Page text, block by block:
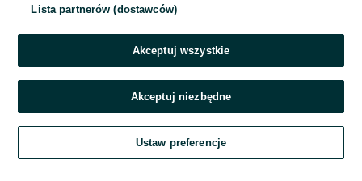
Zadzwoń / SMS
Szukaj Obserwujesz Dodaj Czat Konto
Lista partnerów (dostawców)
Akceptuj wszystkie
Akceptuj niezbędne
Ustaw preferencje